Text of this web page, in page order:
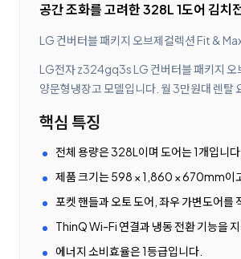
공간 조화를 고려한 328L 1도어 김치
LG 컨버터블 패키지 오브제컬렉션 Fit &
LG전자 z324gq3s LG 컨버터블 패키지 오
양문형냉장고 모델입니다. 월 3만원대 렌탈
핵심 특징
전체 용량은 328L이며 도어는 1개입니다.
제품 크기는 598 × 1,860 × 670mm이
포켓 핸들과 오토 도어, 좌우 가변도어를
ThinQ Wi-Fi 연결과 냉동 전환 기능을
에너지 소비효율은 1등급입니다.